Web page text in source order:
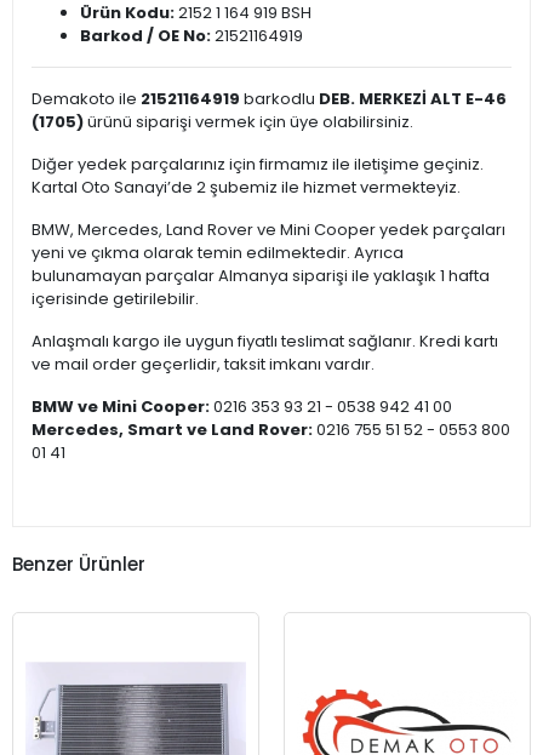
Ürün Kodu:2152 1 164 919 BSH
Barkod / OE No:21521164919
Demakoto ile 21521164919 barkodlu DEB. MERKEZİ ALT E-46
(1705)ürünü siparişi vermek için üye olabilirsiniz.
Diğer yedek parçalarınız için firmamız ile iletişime geçiniz.
Kartal Oto Sanayi’de 2 şubemiz ile hizmet vermekteyiz.
BMW, Mercedes, Land Rover ve Mini Cooper yedek parçaları
yeni ve çıkma olarak temin edilmektedir. Ayrıca
bulunamayan parçalar Almanya siparişi ile yaklaşık 1 hafta
içerisinde getirilebilir.
Anlaşmalı kargo ile uygun fiyatlı teslimat sağlanır. Kredi kartı
ve mail order geçerlidir, taksit imkanı vardır.
BMW ve Mini Cooper:0216 353 93 21 - 0538 942 41 00
Mercedes, Smart ve Land Rover:0216 755 51 52 - 0553 800
01 41
Benzer Ürünler